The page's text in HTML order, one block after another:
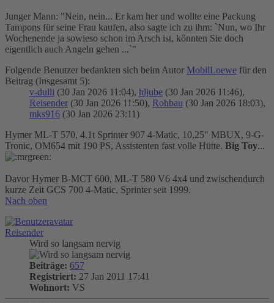
Junger Mann: "Nein, nein... Er kam her und wollte eine Packung
Tampons für seine Frau kaufen, also sagte ich zu ihm: `Nun, wo Ihr
Wochenende ja sowieso schon im Arsch ist, könnten Sie doch
eigentlich auch Angeln gehen ...`"
Folgende Benutzer bedankten sich beim Autor MobilLoewe für den
Beitrag (Insgesamt 5):
v-dulli (30 Jan 2026 11:04), hljube (30 Jan 2026 11:46),
Reisender (30 Jan 2026 11:50), Rohbau (30 Jan 2026 18:03),
mks916 (30 Jan 2026 23:11)
Hymer ML-T 570, 4.1t Sprinter 907 4-Matic, 10,25″ MBUX, 9-G-
Tronic, OM654 mit 190 PS, Assistenten fast volle Hütte. Big Toy...
Davor Hymer B-MCT 600, ML-T 580 V6 4x4 und zwischendurch
kurze Zeit GCS 700 4-Matic, Sprinter seit 1999.
Nach oben
Reisender
Wird so langsam nervig
Beiträge: 657
Registriert: 27 Jan 2011 17:41
Wohnort: VS